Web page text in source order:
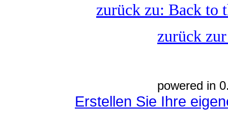
zurück zu: Back to
zurück
powered in
Erstellen Sie Ihre